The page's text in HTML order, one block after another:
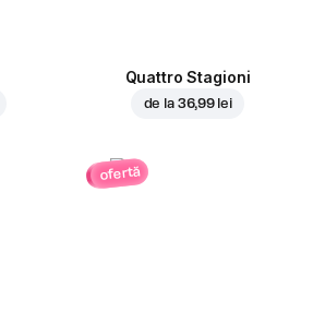
Quattro Stagioni
de la 36,99 lei
ofertă